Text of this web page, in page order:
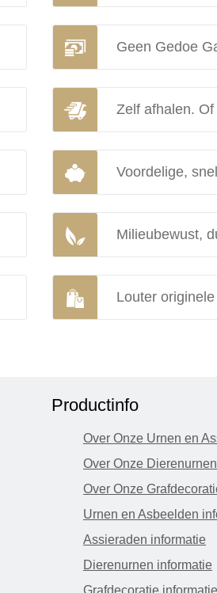
Geen Gedoe
Zelf afhalen.
Voordelige,
Milieubewust,
Louter
Productinfo
Over Onze Urnen en
Over Onze Dierenurnen
Over Onze
Urnen en Asbeelden
Assieraden informatie
Dierenurnen informatie